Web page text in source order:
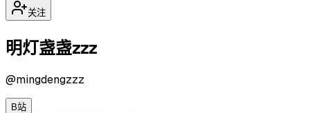
关注
明灯盏盏zzz
@mingdengzzz
B站